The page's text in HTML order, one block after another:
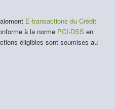
E-transactions du Crédit
à la norme PCI-DSS en
éligibles sont soumises au